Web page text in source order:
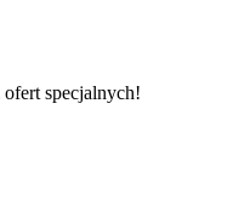
specjalnych!